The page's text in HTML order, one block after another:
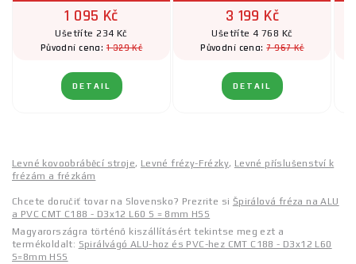
1 095 Kč
Ušetříte 234 Kč
Původní cena:1 329 Kč
DETAIL
3 199 Kč
Ušetříte 4 768 Kč
Původní cena:7 967 Kč
DETAIL
Levné kovoobráběcí stroje, Levné frézy-Frézky, Levné příslušenství k
frézám a frézkám
Chcete doručiť tovar na Slovensko? Prezrite si Špirálová fréza na ALU
a PVC CMT C188 - D3x12 L60 S = 8mm HSS
Magyarországra történő kiszállításért tekintse meg ezt a
termékoldalt: Spirálvágó ALU-hoz és PVC-hez CMT C188 - D3x12 L60
S=8mm HSS